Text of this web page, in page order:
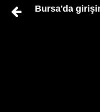
Bursa'da